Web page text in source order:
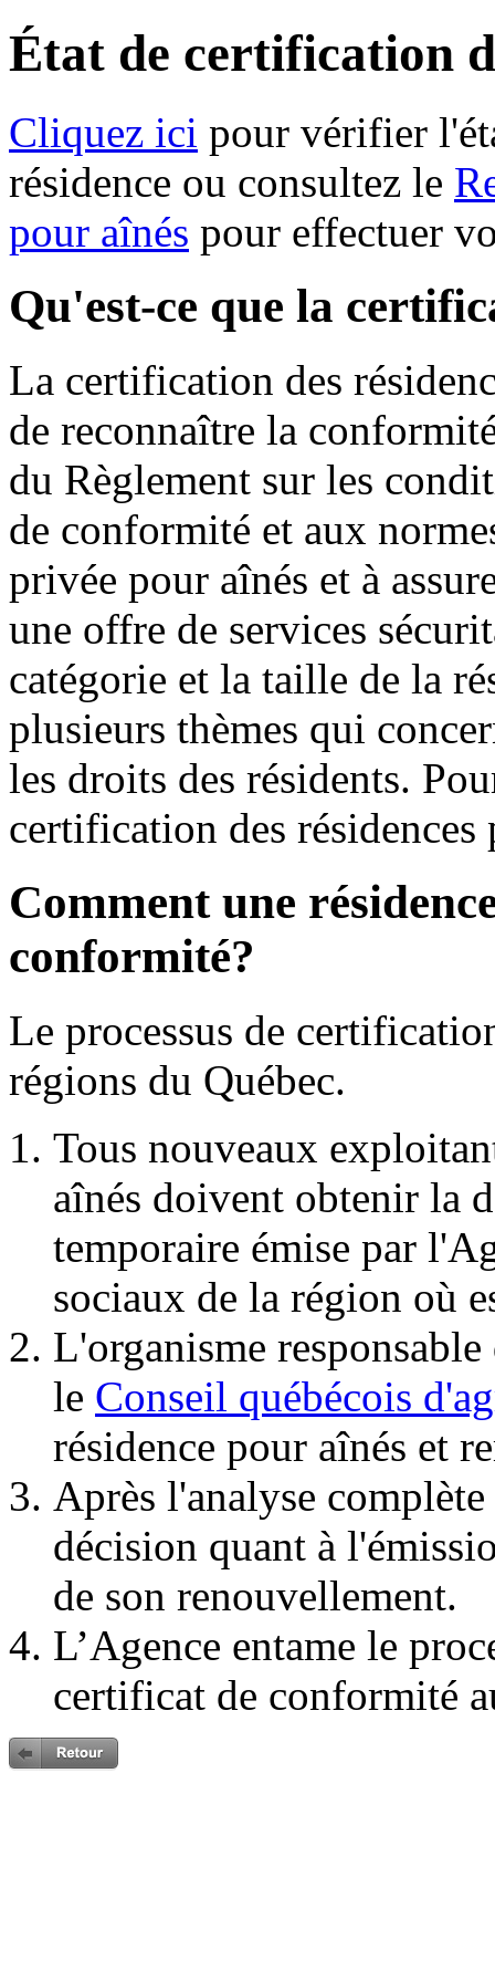
État de certification
Cliquez ici pour vérifier
résidence ou consultez le
pour aînés pour effectuer
Qu'est-ce que la
La certification des
de reconnaître la
du Règlement sur les
de conformité et aux
privée pour aînés et à
une offre de services
catégorie et la taille de la
plusieurs thèmes qui
les droits des résidents.
certification des
Comment une
conformité?
Le processus de
régions du Québec.
Tous nouveaux
aînés doivent obtenir la
temporaire émise par
sociaux de la région où
L'organisme
le Conseil québécois
résidence pour aînés et
Après l'analyse
décision quant à
de son renouvellement.
L’Agence entame le
certificat de conformité